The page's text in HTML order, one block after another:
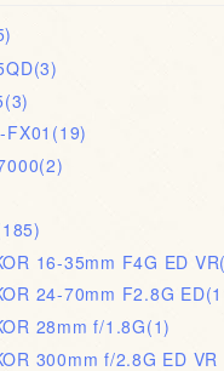
(3)
(3)
(19)
(2)
16-35mm F4G ED VR
24-70mm F2.8G ED
28mm f/1.8G(1)
300mm f/2.8G ED VR